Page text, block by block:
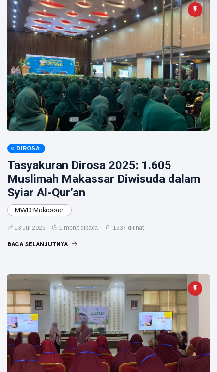
DIROSA
Tasyakuran Dirosa 2025: 1.605
Muslimah Makassar Diwisuda dalam
Syiar Al-Qur’an
MWD Makassar
13 Jul 2025 1 menit dibaca 1637 dilihat
BACA SELANJUTNYA